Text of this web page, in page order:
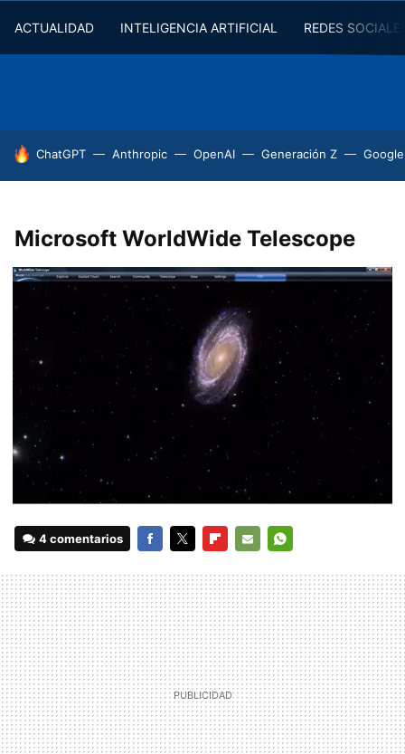
ACTUALIDAD INTELIGENCIA ARTIFICIAL REDES
HOY SE HABLA DE
ChatGPT Anthropic OpenAI Generación Z
Microsoft WorldWide Telescope
4 comentarios
MAIL